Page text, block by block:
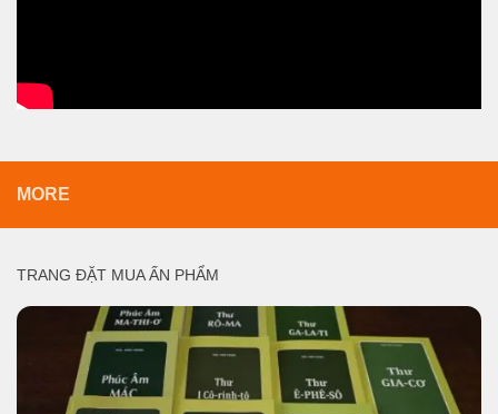
MORE
TRANG ĐẶT MUA ẤN PHẨM